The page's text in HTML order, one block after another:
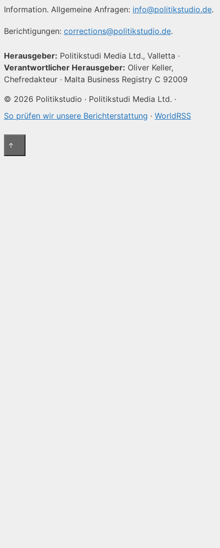
Information. Allgemeine Anfragen: info@politikstudio.de.
Berichtigungen: corrections@politikstudio.de.
Herausgeber: Politikstudi Media Ltd., Valletta ·
Verantwortlicher Herausgeber: Oliver Keller,
Chefredakteur · Malta Business Registry C 92009
© 2026 Politikstudio · Politikstudi Media Ltd. ·
So prüfen wir unsere Berichterstattung · WorldRSS
↑